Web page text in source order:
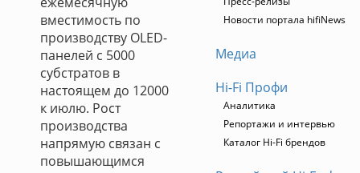
вместимость по
производству OLED-
панелей с 5000
субстратов в
настоящем до 12000
к июлю. Рост
производства
напрямую связан с
повышающимся
Новости портала hifiNews
Медиа
Hi-Fi Профи
Аналитика
Репортажи и интервью
Каталог Hi-Fi брендов